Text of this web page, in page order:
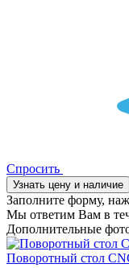
Спросить
Узнать цену и наличие
Заполните форму,
Мы ответим Вам в
Дополнительные
Поворотный стол